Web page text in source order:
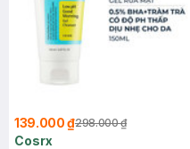
139.000 ₫298.000 ₫
Cosrx